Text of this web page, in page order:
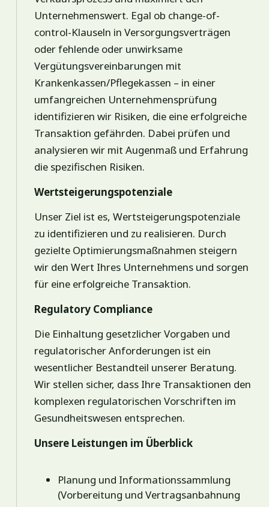
Unternehmenswert. Egal ob change-of-
control-Klauseln in Versorgungsverträgen
oder fehlende oder unwirksame
Vergütungsvereinbarungen mit
Krankenkassen/Pflegekassen – in einer
umfangreichen Unternehmensprüfung
identifizieren wir Risiken, die eine erfolgreiche
Transaktion gefährden. Dabei prüfen und
analysieren wir mit Augenmaß und Erfahrung
die spezifischen Risiken.
Wertsteigerungspotenziale
Unser Ziel ist es, Wertsteigerungspotenziale
zu identifizieren und zu realisieren. Durch
gezielte Optimierungsmaßnahmen steigern
wir den Wert Ihres Unternehmens und sorgen
für eine erfolgreiche Transaktion.
Regulatory Compliance
Die Einhaltung gesetzlicher Vorgaben und
regulatorischer Anforderungen ist ein
wesentlicher Bestandteil unserer Beratung.
Wir stellen sicher, dass Ihre Transaktionen den
komplexen regulatorischen Vorschriften im
Gesundheitswesen entsprechen.
Unsere Leistungen im Überblick
Planung und Informationssammlung
(Vorbereitung und Vertragsanbahnung